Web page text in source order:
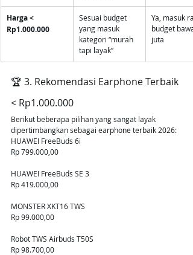
Harga <
Rp1.000.000
Sesuai budget
yang masuk
kategori “murah
tapi layak”
Ya, masuk
budget
juta
🏆 3. Rekomendasi Earphone Terbaik
< Rp1.000.000
Berikut beberapa pilihan yang sangat layak
dipertimbangkan sebagai earphone terbaik 2026:
HUAWEI FreeBuds 6i
Rp 799.000,00
HUAWEI FreeBuds SE 3
Rp 419.000,00
MONSTER XKT16 TWS
Rp 99.000,00
Robot TWS Airbuds T50S
Rp 98.700,00